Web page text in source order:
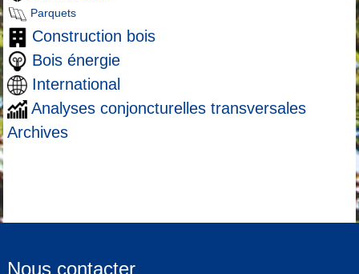
Parquets
Construction bois
Bois énergie
International
Analyses conjoncturelles transversales
Archives
Nous contacter